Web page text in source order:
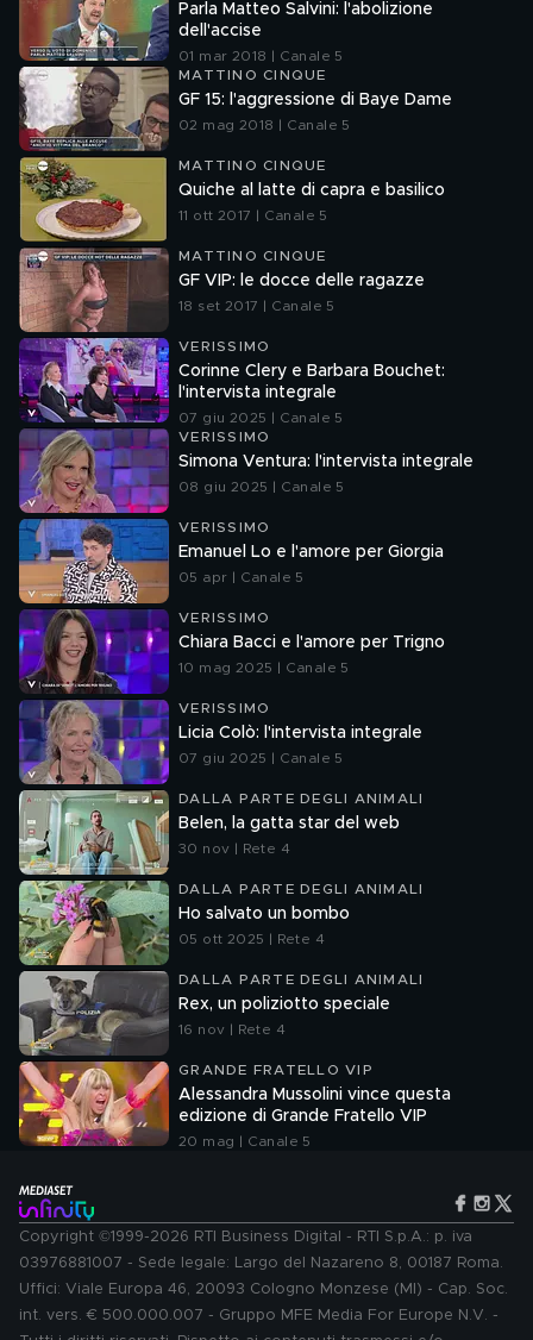
Parla Matteo Salvini: l'abolizione
dell'accise
01 mar 2018 | Canale 5
MATTINO CINQUE
GF 15: l'aggressione di Baye Dame
02 mag 2018 | Canale 5
MATTINO CINQUE
Quiche al latte di capra e basilico
11 ott 2017 | Canale 5
MATTINO CINQUE
GF VIP: le docce delle ragazze
18 set 2017 | Canale 5
VERISSIMO
Corinne Clery e Barbara Bouchet:
l'intervista integrale
07 giu 2025 | Canale 5
VERISSIMO
Simona Ventura: l'intervista integrale
08 giu 2025 | Canale 5
VERISSIMO
Emanuel Lo e l'amore per Giorgia
05 apr | Canale 5
VERISSIMO
Chiara Bacci e l'amore per Trigno
10 mag 2025 | Canale 5
VERISSIMO
Licia Colò: l'intervista integrale
07 giu 2025 | Canale 5
DALLA PARTE DEGLI ANIMALI
Belen, la gatta star del web
30 nov | Rete 4
DALLA PARTE DEGLI ANIMALI
Ho salvato un bombo
05 ott 2025 | Rete 4
DALLA PARTE DEGLI ANIMALI
Rex, un poliziotto speciale
16 nov | Rete 4
GRANDE FRATELLO VIP
Alessandra Mussolini vince questa
edizione di Grande Fratello VIP
20 mag | Canale 5
Copyright ©1999-2026 RTI Business Digital - RTI S.p.A.: p. iva
03976881007 - Sede legale: Largo del Nazareno 8, 00187 Roma.
Uffici: Viale Europa 46, 20093 Cologno Monzese (MI) - Cap. Soc.
int. vers. € 500.000.007 - Gruppo MFE Media For Europe N.V. -